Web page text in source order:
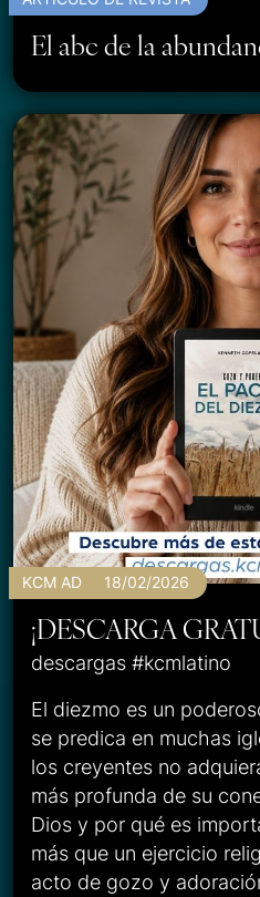
El abc de la
KCM AD 18/02/2026
¡DESCARGA
descargas #kcmlatino
El diezmo es un
se predica en muchas
los creyentes no
más profunda de su
Dios y por qué es
más que un ejercicio
acto de gozo y